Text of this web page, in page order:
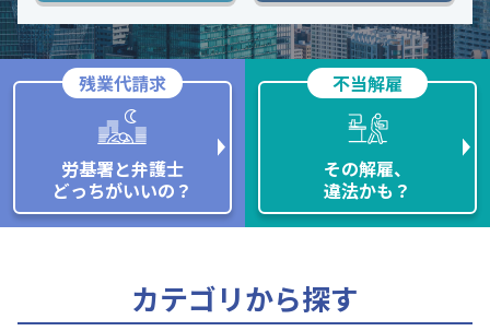
残業代請求
労基署と弁護士
どっちがいいの？
不当解雇
その解雇、
違法かも？
カテゴリから探す